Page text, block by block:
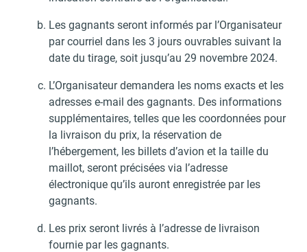
Les gagnants seront informés par l’Organisateur
par courriel dans les 3 jours ouvrables suivant la
date du tirage, soit jusqu’au 29 novembre 2024.
L’Organisateur demandera les noms exacts et les
adresses e-mail des gagnants. Des informations
supplémentaires, telles que les coordonnées pour
la livraison du prix, la réservation de
l’hébergement, les billets d’avion et la taille du
maillot, seront précisées via l’adresse
électronique qu’ils auront enregistrée par les
gagnants.
Les prix seront livrés à l’adresse de livraison
fournie par les gagnants.